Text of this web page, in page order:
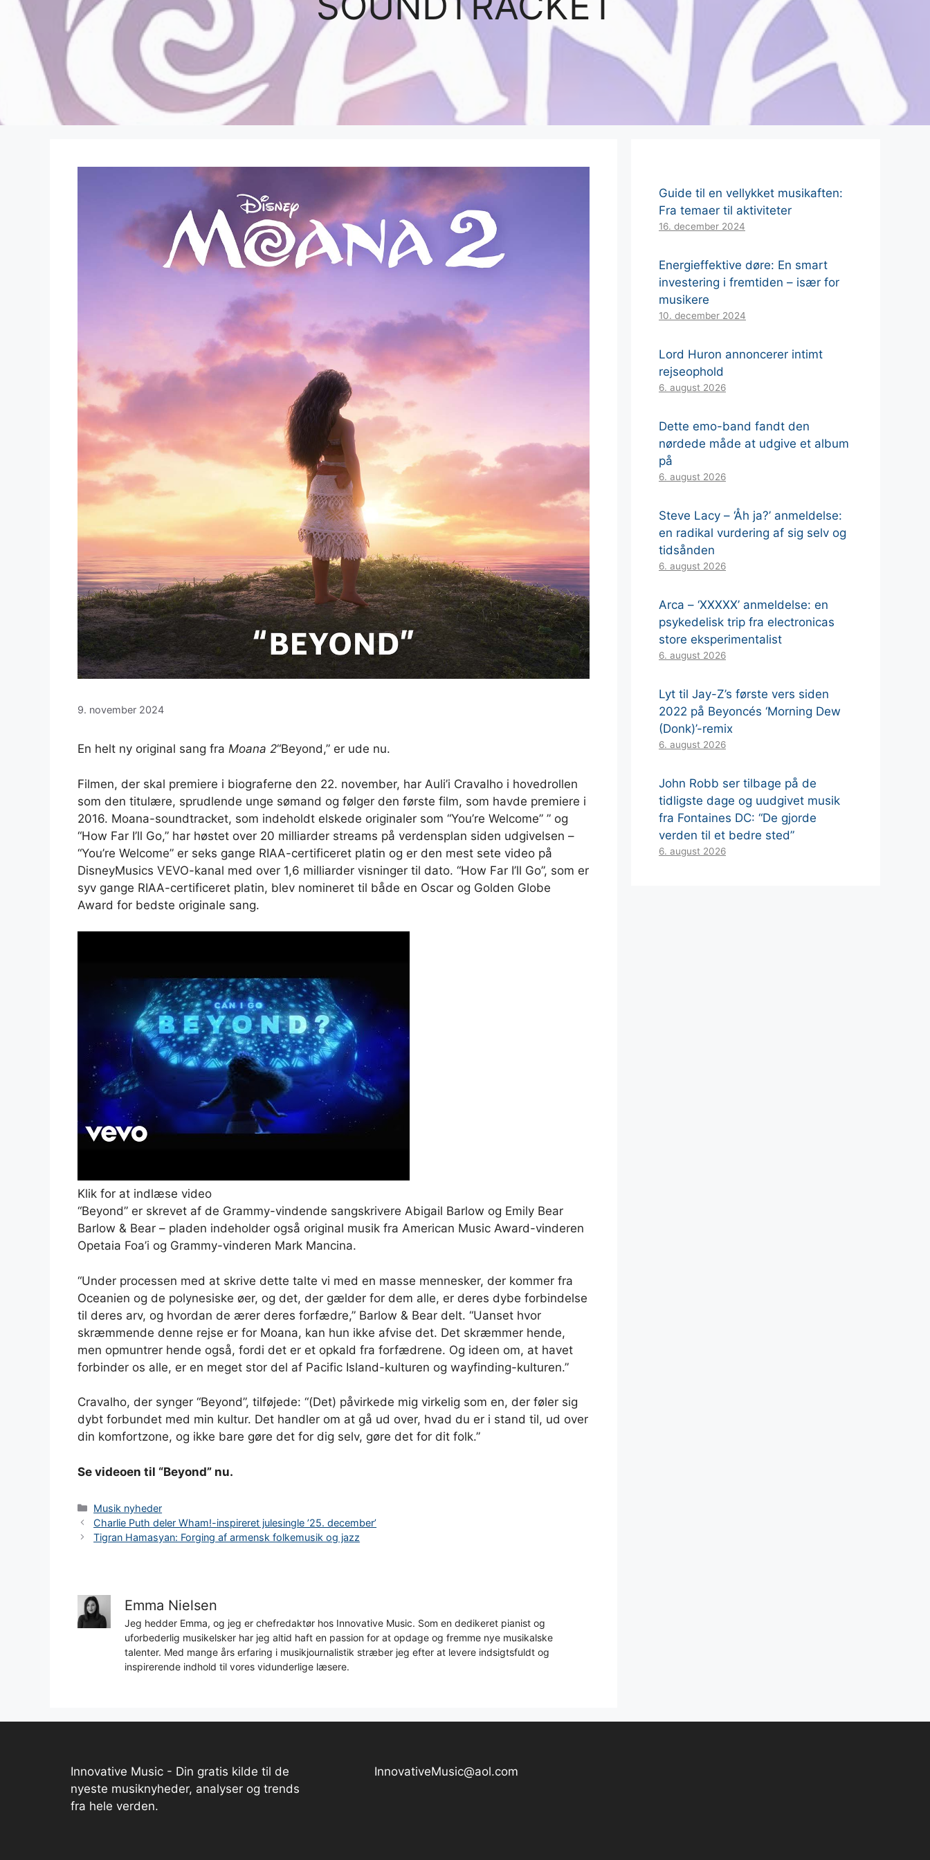
9. november 2024
En helt ny original sang fra Moana 2“Beyond,” er ude nu.
Filmen, der skal premiere i biograferne den 22. november, har Auli’i Cravalho i hovedrollen
som den titulære, sprudlende unge sømand og følger den første film, som havde premiere i
2016. Moana-soundtracket, som indeholdt elskede originaler som “You’re Welcome” ” og
“How Far I’ll Go,” har høstet over 20 milliarder streams på verdensplan siden udgivelsen –
“You’re Welcome” er seks gange RIAA-certificeret platin og er den mest sete video på
DisneyMusics VEVO-kanal med over 1,6 milliarder visninger til dato. “How Far I’ll Go”, som er
syv gange RIAA-certificeret platin, blev nomineret til både en Oscar og Golden Globe
Award for bedste originale sang.
Klik for at indlæse video
“Beyond” er skrevet af de Grammy-vindende sangskrivere Abigail Barlow og Emily Bear
Barlow & Bear – pladen indeholder også original musik fra American Music Award-vinderen
Opetaia Foa’i og Grammy-vinderen Mark Mancina.
“Under processen med at skrive dette talte vi med en masse mennesker, der kommer fra
Oceanien og de polynesiske øer, og det, der gælder for dem alle, er deres dybe forbindelse
til deres arv, og hvordan de ærer deres forfædre,” Barlow & Bear delt. “Uanset hvor
skræmmende denne rejse er for Moana, kan hun ikke afvise det. Det skræmmer hende,
men opmuntrer hende også, fordi det er et opkald fra forfædrene. Og ideen om, at havet
forbinder os alle, er en meget stor del af Pacific Island-kulturen og wayfinding-kulturen.”
Cravalho, der synger “Beyond”, tilføjede: “(Det) påvirkede mig virkelig som en, der føler sig
dybt forbundet med min kultur. Det handler om at gå ud over, hvad du er i stand til, ud over
din komfortzone, og ikke bare gøre det for dig selv, gøre det for dit folk.”
Se videoen til “Beyond” nu.
Kategorier
Musik nyheder
Charlie Puth deler Wham!-inspireret julesingle ’25. december’
Tigran Hamasyan: Forging af armensk folkemusik og jazz
Emma Nielsen
Jeg hedder Emma, og jeg er chefredaktør hos Innovative Music. Som en dedikeret pianist og
uforbederlig musikelsker har jeg altid haft en passion for at opdage og fremme nye musikalske
talenter. Med mange års erfaring i musikjournalistik stræber jeg efter at levere indsigtsfuldt og
inspirerende indhold til vores vidunderlige læsere.
Guide til en vellykket musikaften:
Fra temaer til aktiviteter
16. december 2024
Energieffektive døre: En smart
investering i fremtiden – især for
musikere
10. december 2024
Lord Huron annoncerer intimt
rejseophold
6. august 2026
Dette emo-band fandt den
nørdede måde at udgive et album
på
6. august 2026
Steve Lacy – ‘Åh ja?’ anmeldelse:
en radikal vurdering af sig selv og
tidsånden
6. august 2026
Arca – ‘XXXXX’ anmeldelse: en
psykedelisk trip fra electronicas
store eksperimentalist
6. august 2026
Lyt til Jay-Z’s første vers siden
2022 på Beyoncés ‘Morning Dew
(Donk)’-remix
6. august 2026
John Robb ser tilbage på de
tidligste dage og uudgivet musik
fra Fontaines DC: “De gjorde
verden til et bedre sted”
6. august 2026
Innovative Music - Din gratis kilde til de
nyeste musiknyheder, analyser og trends
fra hele verden.
InnovativeMusic@aol.com